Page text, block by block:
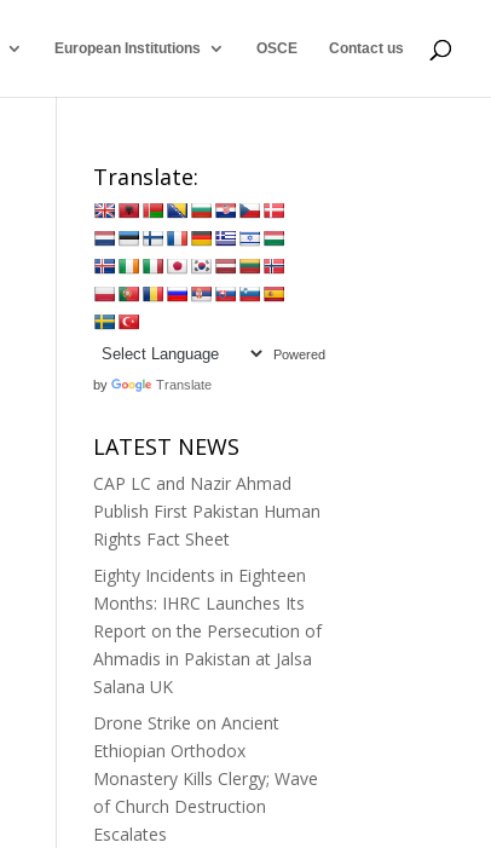
European Institutions OSCE Contact us
Translate:
Powered
by Translate
LATEST NEWS
CAP LC and Nazir Ahmad
Publish First Pakistan Human
Rights Fact Sheet
Eighty Incidents in Eighteen
Months: IHRC Launches Its
Report on the Persecution of
Ahmadis in Pakistan at Jalsa
Salana UK
Drone Strike on Ancient
Ethiopian Orthodox
Monastery Kills Clergy; Wave
of Church Destruction
Escalates